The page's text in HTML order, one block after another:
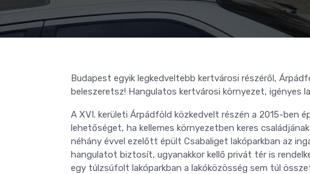
Budapest egyik legkedveltebb kertvárosi részéről,
beleszeretsz! Hangulatos kertvárosi környezet, igényes
A XVI. kerületi Árpádföld közkedvelt részén a 2015-ben
lehetőséget, ha kellemes környezetben keres
néhány évvel ezelőtt épült Csabaliget lakóparkban az
hangulatot biztosít, ugyanakkor kellő privát tér is
egy túlzsúfolt lakóparkban a lakóközösség sem túl